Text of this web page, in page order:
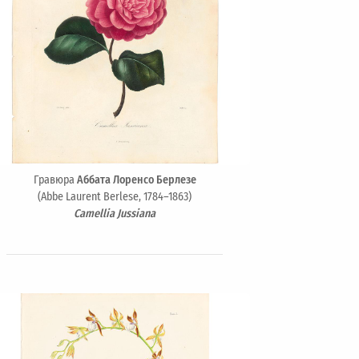
ГравюраАббата Лоренсо Берлезе
(Abbe Laurent Berlese, 1784–1863)
Camellia Jussiana